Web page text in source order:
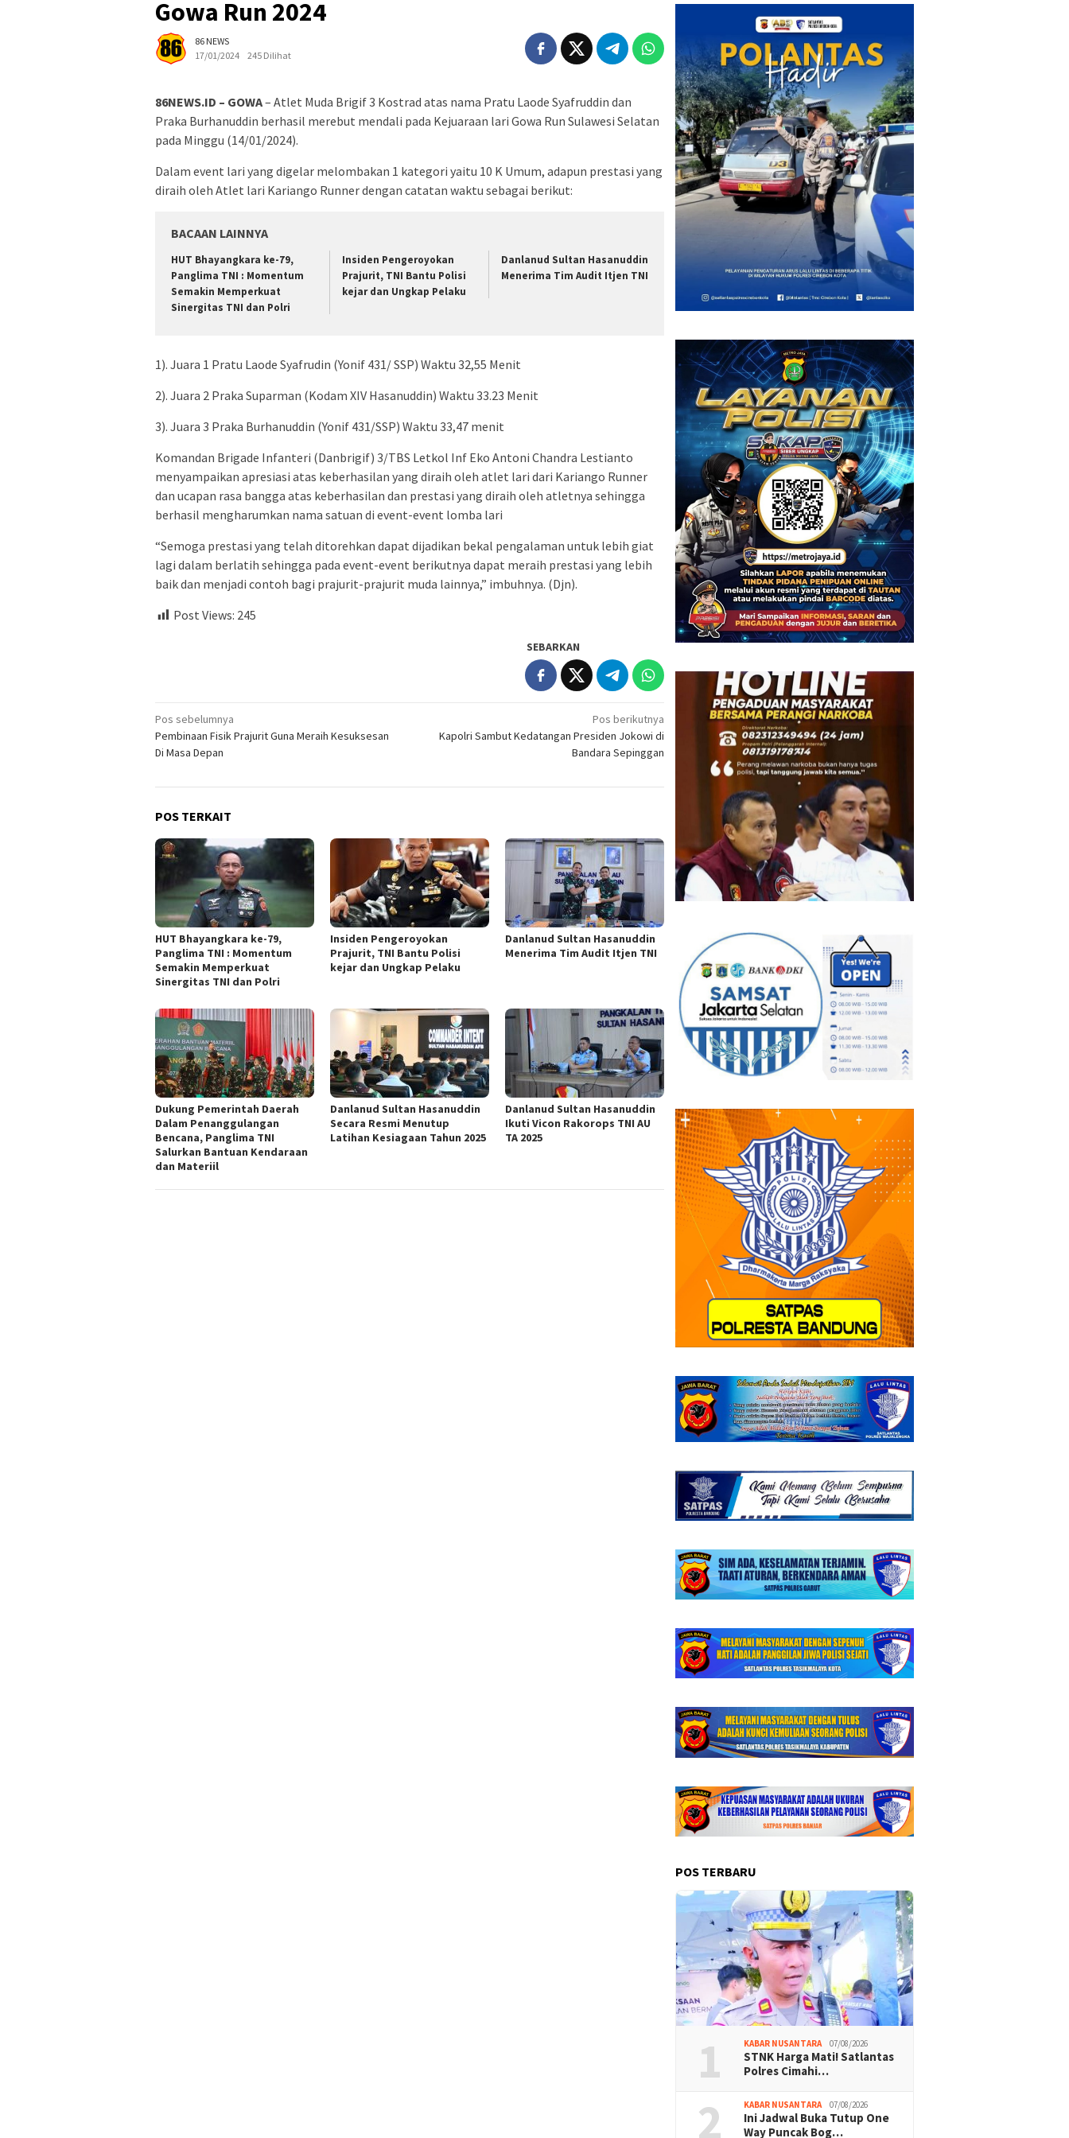
Gowa Run 2024
86 NEWS
17/01/2024
245 Dilihat
86NEWS.ID – GOWA– Atlet Muda Brigif 3 Kostrad atas nama Pratu Laode Syafruddin dan
Praka Burhanuddin berhasil merebut mendali pada Kejuaraan lari Gowa Run Sulawesi Selatan
pada Minggu (14/01/2024).
Dalam event lari yang digelar melombakan 1 kategori yaitu 10 K Umum, adapun prestasi yang
diraih oleh Atlet lari Kariango Runner dengan catatan waktu sebagai berikut:
BACAAN LAINNYA
HUT Bhayangkara ke-79,
Panglima TNI : Momentum
Semakin Memperkuat
Sinergitas TNI dan Polri
Insiden Pengeroyokan
Prajurit, TNI Bantu Polisi
kejar dan Ungkap Pelaku
Danlanud Sultan Hasanuddin
Menerima Tim Audit Itjen TNI
1). Juara 1 Pratu Laode Syafrudin (Yonif 431/ SSP) Waktu 32,55 Menit
2). Juara 2 Praka Suparman (Kodam XIV Hasanuddin) Waktu 33.23 Menit
3). Juara 3 Praka Burhanuddin (Yonif 431/SSP) Waktu 33,47 menit
Komandan Brigade Infanteri (Danbrigif) 3/TBS Letkol Inf Eko Antoni Chandra Lestianto
menyampaikan apresiasi atas keberhasilan yang diraih oleh atlet lari dari Kariango Runner
dan ucapan rasa bangga atas keberhasilan dan prestasi yang diraih oleh atletnya sehingga
berhasil mengharumkan nama satuan di event-event lomba lari
“Semoga prestasi yang telah ditorehkan dapat dijadikan bekal pengalaman untuk lebih giat
lagi dalam berlatih sehingga pada event-event berikutnya dapat meraih prestasi yang lebih
baik dan menjadi contoh bagi prajurit-prajurit muda lainnya,” imbuhnya. (Djn).
Post Views: 245
SEBARKAN
Navigasi
pos
Pos sebelumnya
Pembinaan Fisik Prajurit Guna Meraih Kesuksesan
Di Masa Depan
Pos berikutnya
Kapolri Sambut Kedatangan Presiden Jokowi di
Bandara Sepinggan
POS TERKAIT
HUT Bhayangkara ke-79,
Panglima TNI : Momentum
Semakin Memperkuat
Sinergitas TNI dan Polri
Insiden Pengeroyokan
Prajurit, TNI Bantu Polisi
kejar dan Ungkap Pelaku
Danlanud Sultan Hasanuddin
Menerima Tim Audit Itjen TNI
Dukung Pemerintah Daerah
Dalam Penanggulangan
Bencana, Panglima TNI
Salurkan Bantuan Kendaraan
dan Materiil
Danlanud Sultan Hasanuddin
Secara Resmi Menutup
Latihan Kesiagaan Tahun 2025
Danlanud Sultan Hasanuddin
Ikuti Vicon Rakorops TNI AU
TA 2025
POS TERBARU
1 KABAR NUSANTARA 07/08/2026
STNK Harga Mati! Satlantas
Polres Cimahi…
2 KABAR NUSANTARA 07/08/2026
Ini Jadwal Buka Tutup One
Way Puncak Bog…